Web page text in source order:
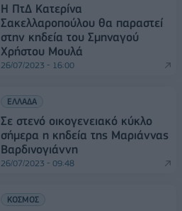
H ΠτΔ Κατερίνα
Σακελλαροπούλου θα παραστεί
στην κηδεία του Σμηναγού
Χρήστου Μουλά
26/07/2023 - 16:00
ΕΛΛΑΔΑ
Σε στενό οικογενειακό κύκλο
σήμερα η κηδεία της Μαριάννας
Βαρδινογιάννη
26/07/2023 - 09:48
ΚΟΣΜΟΣ